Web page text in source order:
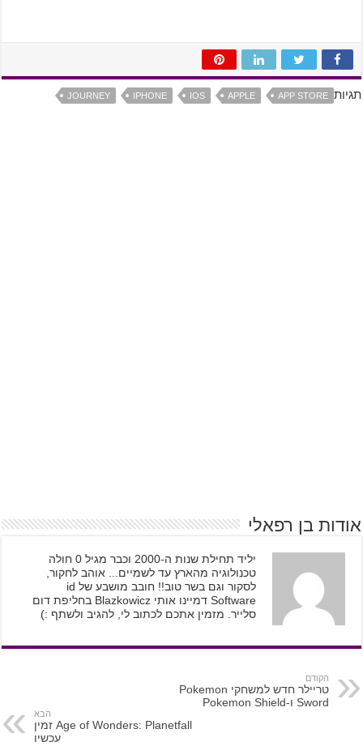
תגיות APP STORE
APPLE
IOS
IPHONE
JOURNEY
אודות בן רפאלי
יליד תחילת שנות ה-2000 וכבר מגיל 0 חולה
טכנולוגיה מהארץ עד לשמיים... אוהב לחקור,
לסקור וגם בשר טוב!! חובב מושבע של id
Software דמיינו אותי Blazkowicz בחליפת דום
סלייר. מזמין אתכם לכתוב לי, להגיב ולשתף :)
הקודם
טריילר חדש למשחקי Pokemon
Sword ו-Pokemon Shield
הבא
Age of Wonders: Planetfall זמין
עכשיו